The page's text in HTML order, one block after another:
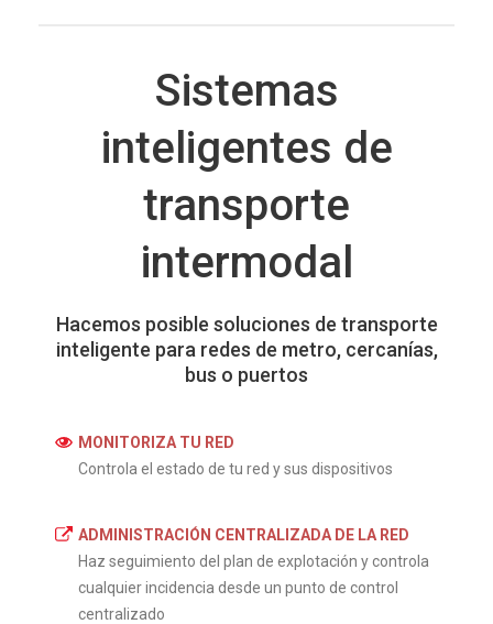
Sistemas
inteligentes de
transporte
intermodal
Hacemos posible soluciones de transporte
inteligente para redes de metro, cercanías,
bus o puertos
MONITORIZA TU RED
Controla el estado de tu red y sus dispositivos
ADMINISTRACIÓN CENTRALIZADA DE LA RED
Haz seguimiento del plan de explotación y controla
cualquier incidencia desde un punto de control
centralizado